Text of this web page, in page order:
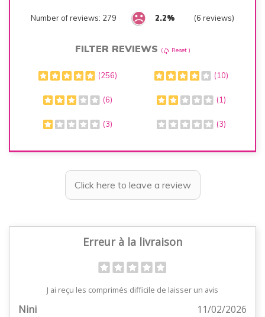
Number of reviews: 279 2.2% (6 reviews)
FILTER REVIEWS (sync Reset )
(256) (10)
(6) (1)
(3) (3)
Click here to leave a review
Erreur à la livraison
J ai reçu les comprimés difficile de laisser un avis
Nini 11/02/2026